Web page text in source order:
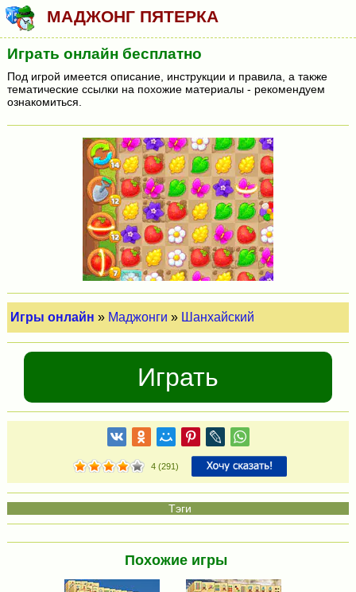
МАДЖОНГ ПЯТЕРКА
Играть онлайн бесплатно
Под игрой имеется описание, инструкции и правила, а также
тематические ссылки на похожие материалы - рекомендуем
ознакомиться.
Игры онлайн » Маджонги » Шанхайский
Играть
4 (291)
Похожие игры